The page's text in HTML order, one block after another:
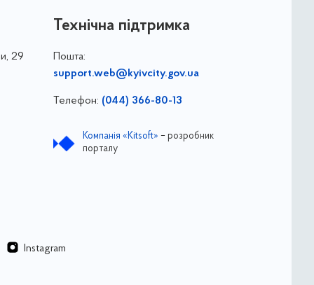
29
Технічна підтримка
Пошта:
support.web@kyivcity.gov.ua
Телефон: (044) 366-80-13
Компанія «Kitsoft» – розробник
порталу
Instagram